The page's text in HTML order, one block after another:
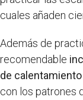
cuales añaden
Además de
recomendable
de
con los patrones